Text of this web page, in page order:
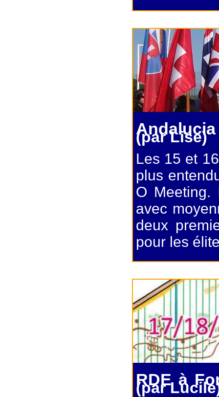
(par Lise)
Les 15 et
plus
O Meeting.
avec
deux
pour les
RDE à
(par